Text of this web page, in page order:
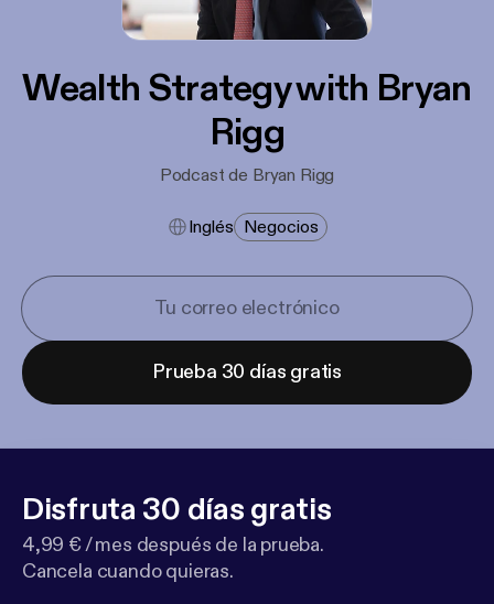
Wealth Strategy with Bryan
Rigg
Podcast de Bryan Rigg
Inglés Negocios
Prueba 30 días gratis
Disfruta 30 días gratis
4,99 € / mes después de la prueba.
Cancela cuando quieras.